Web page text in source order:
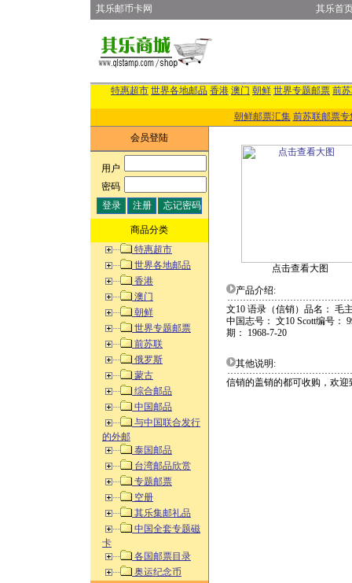
其乐邮币卡网 其乐首
特惠超市 世界各地邮品 香港 澳门 朝鲜 世界专题邮票 前
朝鲜邮票汇集 前苏联邮票专
会员登陆
用户:
密码:
商品分类
特惠超市
世界各地邮品
香港
澳门
朝鲜
世界专题邮票
前苏联
俄罗斯
蒙古
综合邮品
中国邮品
与中国联合发行
的外邮
泰国邮品
台湾邮品欣赏
专题邮票
空册
其乐集邮礼品
中国全套专题磁
卡
各国邮票目录
奥运纪念币
点击查看大图
产品介绍:
文10 语录（信销）品名： 毛
中国志号： 文10 Scott编号：
期： 1968-7-20
其他说明:
信销的盖销的都可收购，欢